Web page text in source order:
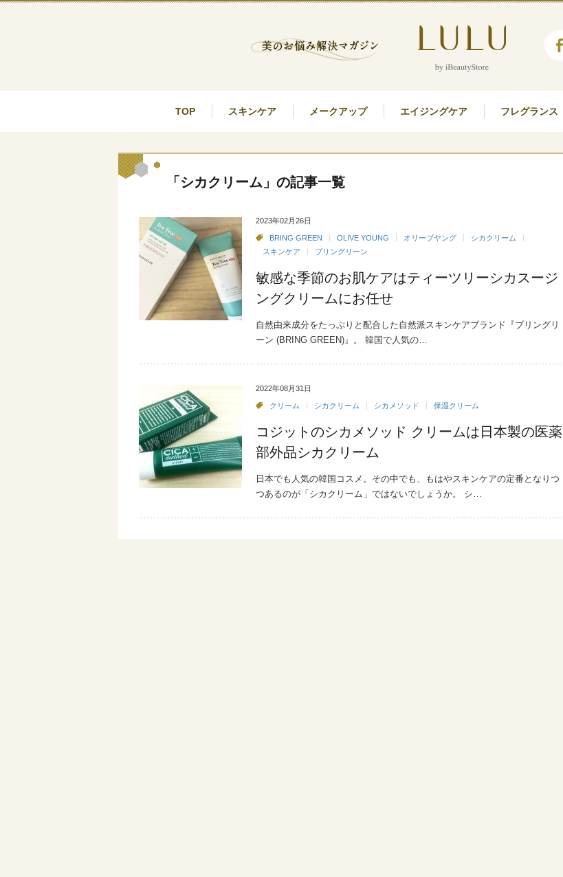
TOP スキンケア メークアップ エイジングケア フレグランス
「シカクリーム」の記事一覧
2023年02月26日
BRING GREEN OLIVE YOUNG オリーブヤング
シカクリーム
スキンケア
ブリングリーン
敏感な季節のお肌ケアはティーツリーシカスージ
ングクリームにお任せ
自然由来成分をたっぷりと配合した自然派スキンケアブランド『ブリングリ
ーン (BRING GREEN)』。 韓国で人気の…
2022年08月31日
クリーム シカクリーム シカメソッド 保湿クリーム
コジットのシカメソッド クリームは日本製の医薬
部外品シカクリーム
日本でも人気の韓国コスメ。その中でも、もはやスキンケアの定番となりつ
つあるのが「シカクリーム」ではないでしょうか。 シ…